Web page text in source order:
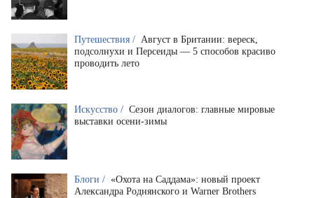
Путешествия / Август в Британии: вереск,
подсолнухи и Персеиды — 5 способов красиво
проводить лето
Искусство / Сезон диалогов: главные мировые
выставки осени-зимы
Блоги / «Охота на Саддама»: новый проект
Александра Роднянского и Warner Brothers